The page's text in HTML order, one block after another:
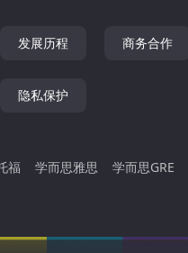
发展历程 商务合作
隐私保护
福 学而思雅思 学而思GRE